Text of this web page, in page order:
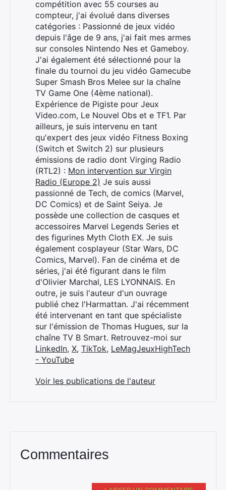
compétition avec 55 courses au
compteur, j'ai évolué dans diverses
catégories : Passionné de jeux vidéo
depuis l'âge de 9 ans, j'ai fait mes armes
sur consoles Nintendo Nes et Gameboy.
J'ai également été sélectionné pour la
finale du tournoi du jeu vidéo Gamecube
Super Smash Bros Melee sur la chaîne
TV Game One (4ème national).
Expérience de Pigiste pour Jeux
Video.com, Le Nouvel Obs et e TF1. Par
ailleurs, je suis intervenu en tant
qu'expert des jeux vidéo Fitness Boxing
(Switch et Switch 2) sur plusieurs
émissions de radio dont Virging Radio
(RTL2) : Mon intervention sur Virgin
Radio (Europe 2) Je suis aussi
passionné de Tech, de comics (Marvel,
DC Comics) et de Saint Seiya. Je
possède une collection de casques et
accessoires Marvel Legends Series et
des figurines Myth Cloth EX. Je suis
également cosplayeur (Star Wars, DC
Comics, Marvel). Fan de cinéma et de
séries, j'ai été figurant dans le film
d'Olivier Marchal, LES LYONNAIS. En
outre, je suis l'auteur d'un ouvrage
publié chez l'Harmattan. J'ai récemment
été intervenant en tant que spécialiste
sur l'émission de Thomas Hugues, sur la
chaîne TV B Smart. Retrouvez-moi sur
LinkedIn, X, TikTok, LeMagJeuxHighTech
- YouTube
Voir les publications de l'auteur
Commentaires